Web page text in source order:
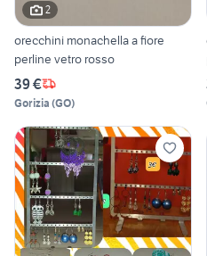
2
orecchini monachella a fiore
perline vetro rosso
39 €
Gorizia (GO)